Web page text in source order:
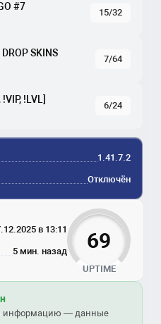
#7
15/32
SKINS
7/64
!LVL]
6/24
1.41.7.2
Отключён
в 13:11
5 мин. назад 69
UPTIME
информацию — данные